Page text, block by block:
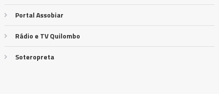
Portal Assobiar
Rádio e TV Quilombo
Soteropreta